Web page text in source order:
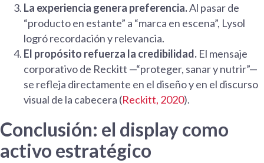
La experiencia genera preferencia.Al pasar de
“producto en estante” a “marca en escena”, Lysol
logró recordación y relevancia.
El propósito refuerza la credibilidad. El mensaje
corporativo de Reckitt —“proteger, sanar y nutrir”—
se refleja directamente en el diseño y en el discurso
visual de la cabecera (Reckitt, 2020).
Conclusión: el display como
activo estratégico